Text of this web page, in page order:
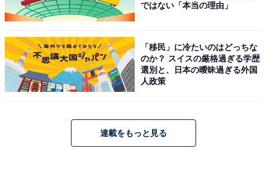
ではない「本当の理由」
「移民」に冷たいのはどっちな
のか？ スイスの厳格過ぎる学歴
選別と、日本の曖昧過ぎる外国
人政策
連載をもっと見る